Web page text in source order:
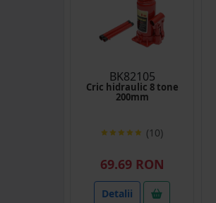
BK82105
Cric hidraulic 8 tone
200mm
(10)
69.69 RON
Detalii